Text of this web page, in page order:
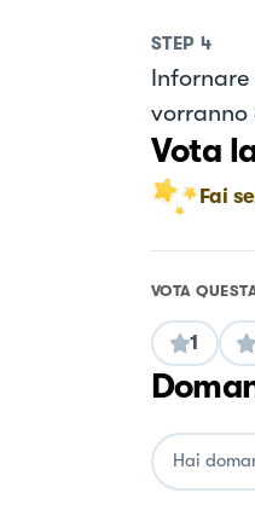
STEP 4
vorranno
Vota
Fai
VOTA
1